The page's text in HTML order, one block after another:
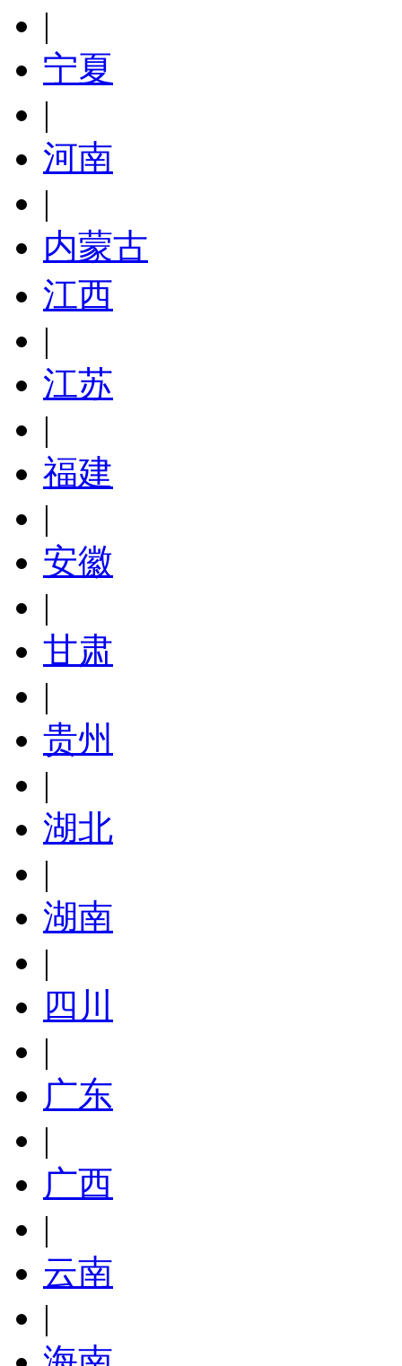
|
宁夏
|
河南
|
内蒙古
江西
|
江苏
|
福建
|
安徽
|
甘肃
|
贵州
|
湖北
|
湖南
|
四川
|
广东
|
广西
|
云南
|